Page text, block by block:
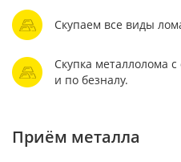
Скупаем все виды
Скупка металлолома
и по безналу.
Приём металла